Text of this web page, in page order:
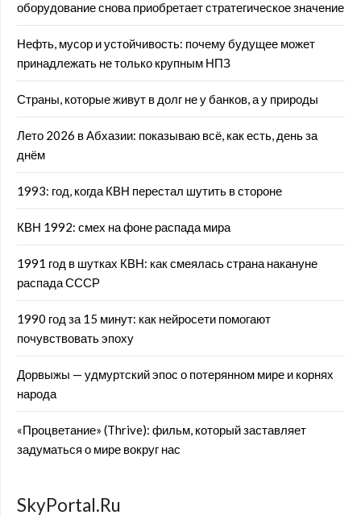
оборудование снова приобретает стратегическое значение
Нефть, мусор и устойчивость: почему будущее может
принадлежать не только крупным НПЗ
Страны, которые живут в долг не у банков, а у природы
Лето 2026 в Абхазии: показываю всё, как есть, день за
днём
1993: год, когда КВН перестал шутить в стороне
КВН 1992: смех на фоне распада мира
1991 год в шутках КВН: как смеялась страна накануне
распада СССР
1990 год за 15 минут: как нейросети помогают
почувствовать эпоху
Дорвыжы — удмуртский эпос о потерянном мире и корнях
народа
«Процветание» (Thrive): фильм, который заставляет
задуматься о мире вокруг нас
SkyPortal.Ru